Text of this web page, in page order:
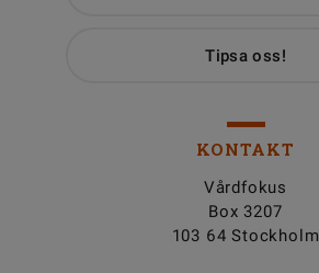
Tipsa oss!
KONTAKT
Vårdfokus
Box 3207
103 64 Stockholm